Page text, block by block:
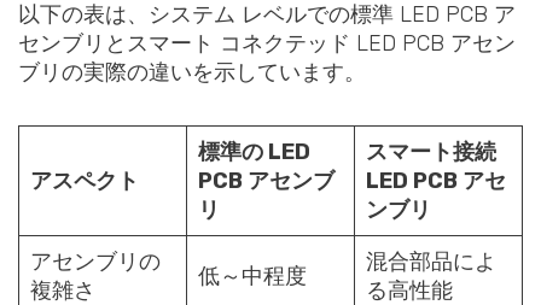
以下の表は、システム レベルでの標準 LED PCB ア
センブリとスマート コネクテッド LED PCB アセン
ブリの実際の違いを示しています。
アスペクト
標準の LED
PCB アセンブ
リ
スマート接続
LED PCB アセ
ンブリ
アセンブリの
複雑さ
低～中程度
混合部品によ
る高性能